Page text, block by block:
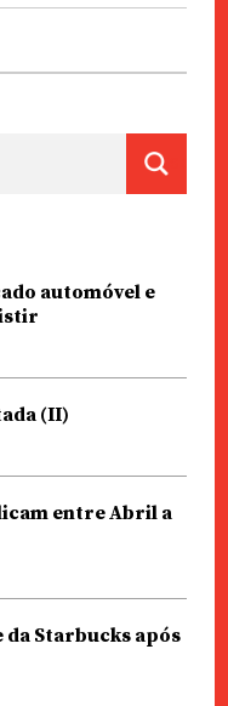
automóvel e
(II)
entre Abril a
da Starbucks após